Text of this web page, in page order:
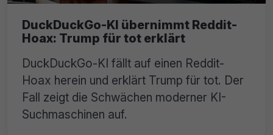
DuckDuckGo-KI übernimmt Reddit-
Hoax: Trump für tot erklärt
DuckDuckGo-KI fällt auf einen Reddit-
Hoax herein und erklärt Trump für tot. Der
Fall zeigt die Schwächen moderner KI-
Suchmaschinen auf.